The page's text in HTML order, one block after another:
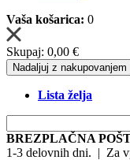
Vaša košarica: 0
Skupaj: 0,00 €
Nadaljuj z nakupovanjem
Lista želja
BREZPLAČNA
1-3 delovnih dni. | Za